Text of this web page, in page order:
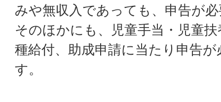
みや無収入であっても、申告が
そのほかにも、児童手当・児童
種給付、助成申請に当たり申告
す。